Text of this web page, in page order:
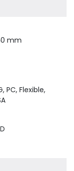
€
mm
PC, Flexible,